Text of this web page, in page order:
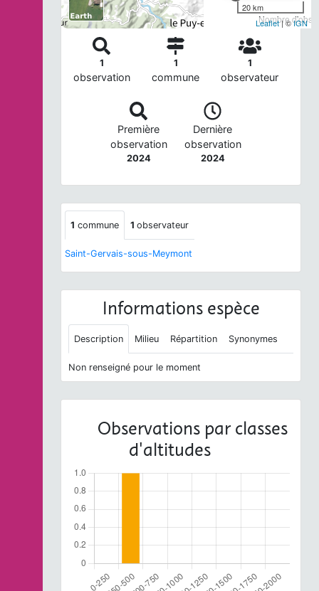
Nombre
20 km
Leaflet| ©IGN
1
observation
1
commune
1
observateur
Première
observation
2024
Dernière
observation
2024
1 commune 1 observateur
Saint-Gervais-sous-Meymont
Informations espèce
Description Milieu Répartition Synonymes
Non renseigné pour le moment
Observations par classes
d'altitudes